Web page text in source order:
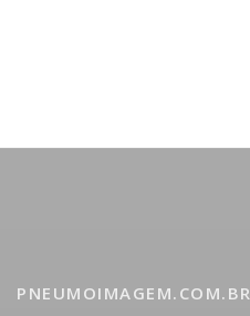
PNEUMOIMAGEM.COM.BR